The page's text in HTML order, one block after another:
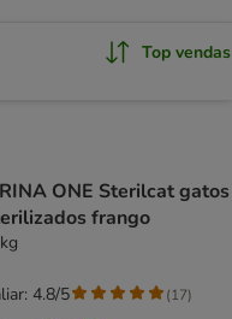
Top vendas
ONE Sterilcat gatos
frango
4.8/5 (17)